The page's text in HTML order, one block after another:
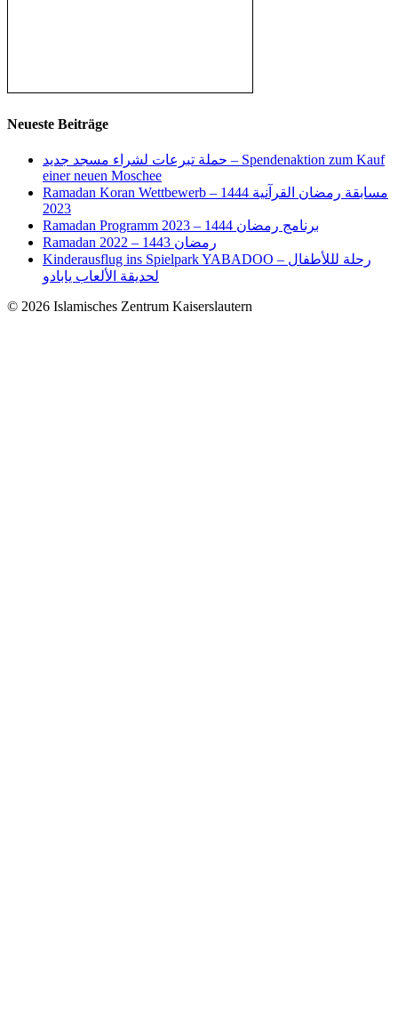
Neueste Beiträge
حملة تبرعات لشراء مسجد جديد – Spendenaktion zum Kauf
einer neuen Moschee
Ramadan Koran Wettbewerb مسابقة رمضان القرآنية 1444 –
2023
Ramadan Programm 2023 – برنامج رمضان 1444
Ramadan رمضان 1443 – 2022
Kinderausflug ins Spielpark YABADOO – رحلة لللأطفال
لحديقة الألعاب يابادو
© 2026 Islamisches Zentrum Kaiserslautern